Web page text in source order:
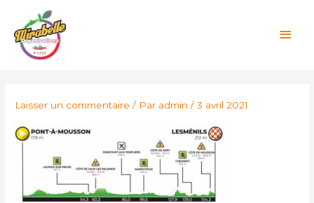
contenu
Laisser un commentaire / Par admin/3 avril 2021